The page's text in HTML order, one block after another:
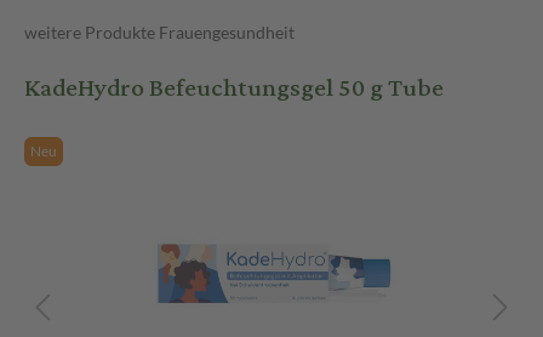
weitere Produkte Frauengesundheit
KadeHydro Befeuchtungsgel 50 g Tube
Neu